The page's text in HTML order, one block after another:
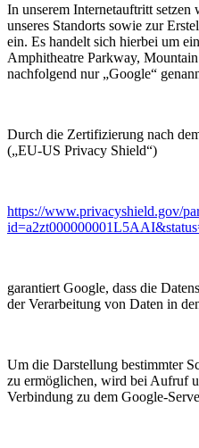
In unserem Internetauftritt
unseres Standorts sowie zur
ein. Es handelt sich hierbei um
Amphitheatre Parkway,
nachfolgend nur „Google“
Durch die Zertifizierung nach
(„EU-US Privacy Shield“)
https://www.privacyshield.gov/
garantiert Google, dass die
der Verarbeitung von Daten in
Um die Darstellung bestimmter
zu ermöglichen, wird bei Aufruf
Verbindung zu dem Google-